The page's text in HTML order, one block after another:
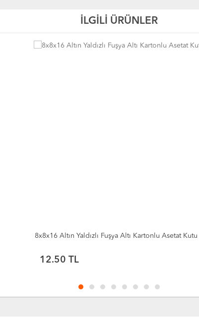
İLGİLİ ÜRÜNLER
8x8x16 Altın Yaldızlı Pembe Altı Kartonlu Asetat Kutu
12.50 TL